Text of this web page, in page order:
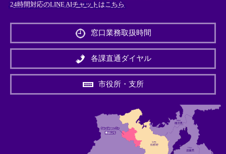
24時間対応のLINE AIチャットはこちら
外
リ
ン
＞
窓口業務取扱時間
各課直通ダイヤル
市役所・支所